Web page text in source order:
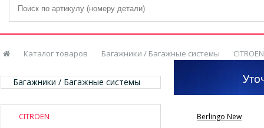
Каталог товаров Багажники / Багажные системы CITROEN
Багажники / Багажные системы
CITROEN
Berlingo New